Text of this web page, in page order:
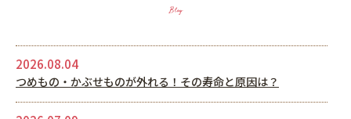
Blog
2026.08.04
つめもの・かぶせものが外れる！その寿命と原因は？